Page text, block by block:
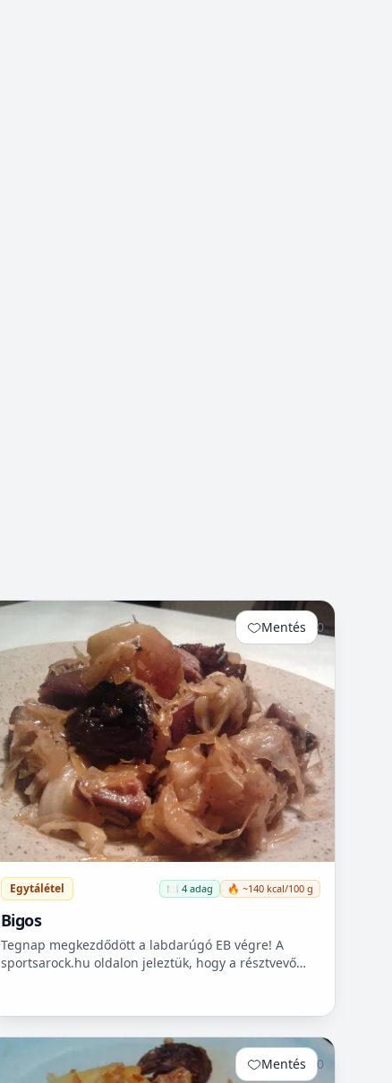
Mentés 0
Egytálétel 🍽️ 4 adag 🔥 ~140 kcal/100 g
Bigos
Tegnap megkezdődött a labdarúgó EB végre! A
sportsarock.hu oldalon jeleztük, hogy a résztvevő
Mentés 0